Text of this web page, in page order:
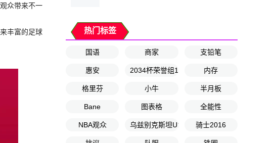
众带来不一
丰富的足球
热门标签
国语 商家 支铅笔
惠安 2034杯荣誉组1-8名排位赛
内存
格里芬 小牛 半月板
Bane 图表格 全能性
NBA观众 乌兹别克斯坦U16 骑士2016